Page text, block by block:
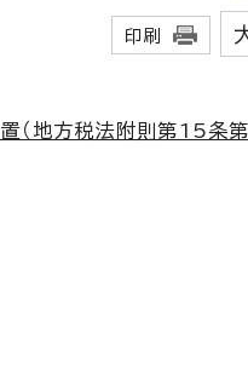
印刷
（地方税法附則第15条